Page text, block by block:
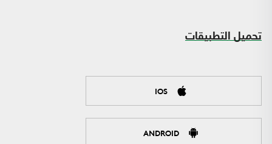
تحميل التطبيقات
IOS
ANDROID